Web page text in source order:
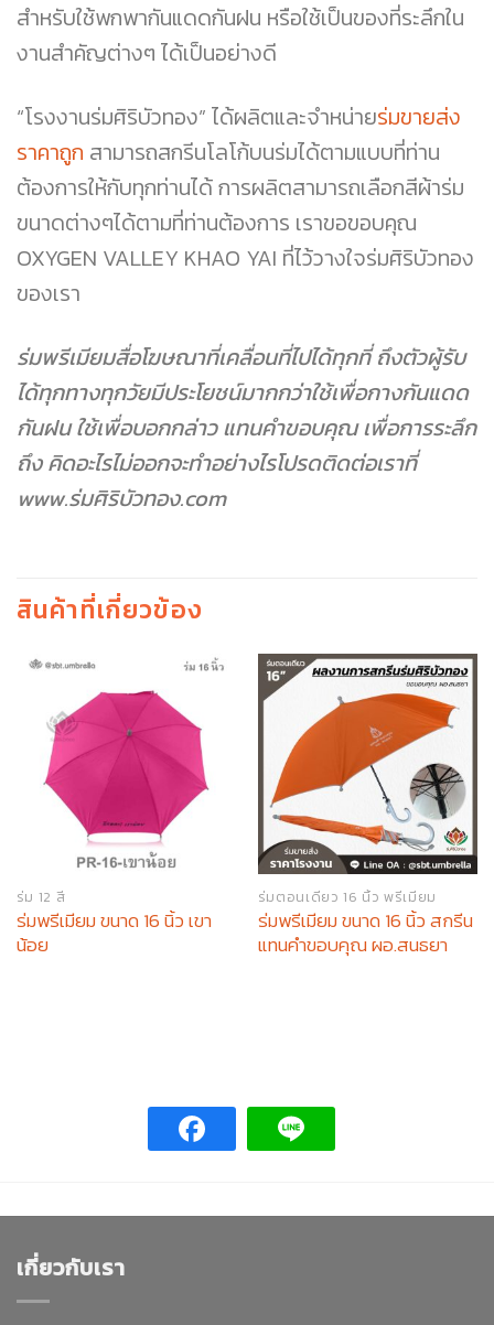
สำหรับใช้พกพากันแดดกันฝน หรือใช้เป็นของที่ระลึกใน
งานสำคัญต่างๆ ได้เป็นอย่างดี
“โรงงานร่มศิริบัวทอง” ได้ผลิตและจำหน่ายร่มขายส่ง
ราคาถูก สามารถสกรีนโลโก้บนร่มได้ตามแบบที่ท่าน
ต้องการให้กับทุกท่านได้ การผลิตสามารถเลือกสีผ้าร่ม
ขนาดต่างๆได้ตามที่ท่านต้องการ เราขอขอบคุณ
OXYGEN VALLEY KHAO YAI ที่ไว้วางใจร่มศิริบัวทอง
ของเรา
ร่มพรีเมียมสื่อโฆษณาที่เคลื่อนที่ไปได้ทุกที่ ถึงตัวผู้รับ
ได้ทุกทางทุกวัยมีประโยชน์มากกว่าใช้เพื่อกางกันแดด
กันฝน ใช้เพื่อบอกกล่าว แทนคำขอบคุณ เพื่อการระลึก
ถึง คิดอะไรไม่ออกจะทำอย่างไรโปรดติดต่อเราที่
www.ร่มศิริบัวทอง.com
สินค้าที่เกี่ยวข้อง
ร่ม 12 สี
ร่มพรีเมียม ขนาด 16 นิ้ว เขา
น้อย
ร่มตอนเดียว 16 นิ้ว พรีเมียม
ร่มพรีเมียม ขนาด 16 นิ้ว สกรีน
แทนคำขอบคุณ ผอ.สนธยา
เกี่ยวกับเรา